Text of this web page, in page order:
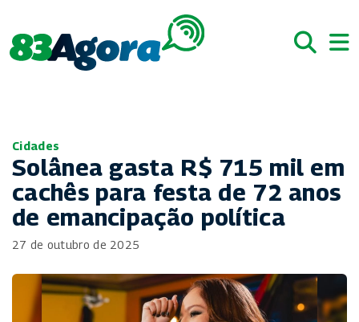
Cidades
Solânea gasta R$ 715 mil em
cachês para festa de 72 anos
de emancipação política
27 de outubro de 2025